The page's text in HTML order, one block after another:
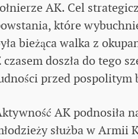
AK. Cel
które
bieżąca walka z
czasem doszła do tego
przed pospolitym
AK podnosiła
służba w Armii